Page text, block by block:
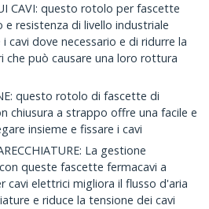
CAVI: questo rotolo per fascette
resistenza di livello industriale
cavi dove necessario e di ridurre la
che può causare una loro rottura
questo rotolo di fascette di
chiusura a strappo offre una facile e
insieme e fissare i cavi
La gestione
queste fascette fermacavi a
cavi elettrici migliora il flusso d'aria
e riduce la tensione dei cavi